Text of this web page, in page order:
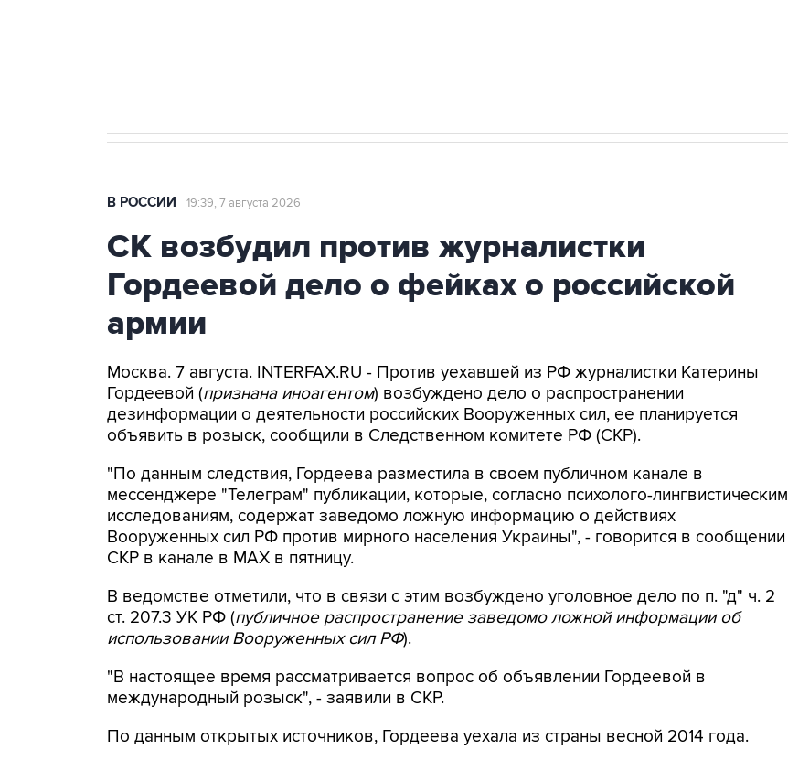
В РОССИИ 19:39, 7 августа 2026
СК возбудил против журналистки
Гордеевой дело о фейках о российской
армии
Москва. 7 августа. INTERFAX.RU - Против уехавшей из РФ журналистки Катерины
Гордеевой (признана иноагентом) возбуждено дело о распространении
дезинформации о деятельности российских Вооруженных сил, ее планируется
объявить в розыск, сообщили в Следственном комитете РФ (СКР).
"По данным следствия, Гордеева разместила в своем публичном канале в
мессенджере "Телеграм" публикации, которые, согласно психолого-лингвистическим
исследованиям, содержат заведомо ложную информацию о действиях
Вооруженных сил РФ против мирного населения Украины", - говорится в сообщении
СКР в канале в MAX в пятницу.
В ведомстве отметили, что в связи с этим возбуждено уголовное дело по п. "д" ч. 2
ст. 207.3 УК РФ (публичное распространение заведомо ложной информации об
использовании Вооруженных сил РФ).
"В настоящее время рассматривается вопрос об объявлении Гордеевой в
международный розыск", - заявили в СКР.
По данным открытых источников, Гордеева уехала из страны весной 2014 года.